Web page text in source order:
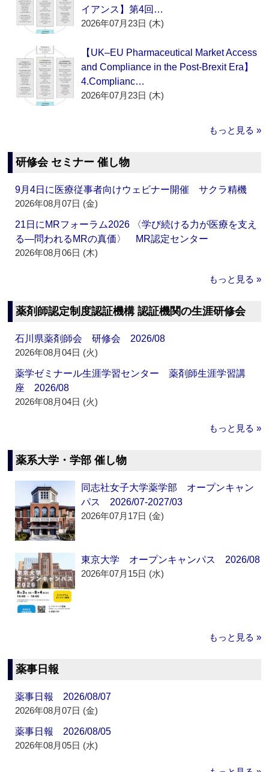
イアンス】第4回…
2026年07月23日 (木)
【UK–EU Pharmaceutical Market Access
and Compliance in the Post-Brexit Era】
4.Complianc…
2026年07月23日 (木)
もっと見る »
研修会 セミナー 催し物
9月4日に医療従事者向けウェビナー開催 サクラ精機
2026年08月07日 (金)
21日にMRフォーラム2026 〈学び続ける力が医療を支え
る―問われるMRの真価〉 MR認定センター
2026年08月06日 (木)
もっと見る »
薬剤師認定制度認証機構 認証機関の生涯研修会
石川県薬剤師会 研修会 2026/08
2026年08月04日 (火)
薬学ゼミナール生涯学習センター 薬剤師生涯学習講
座 2026/08
2026年08月04日 (火)
もっと見る »
薬系大学・学部 催し物
同志社女子大学薬学部 オープンキャン
パス 2026/07-2027/03
2026年07月17日 (金)
東京大学 オープンキャンパス 2026/08
2026年07月15日 (水)
もっと見る »
薬事日報
薬事日報 2026/08/07
2026年08月07日 (金)
薬事日報 2026/08/05
2026年08月05日 (水)